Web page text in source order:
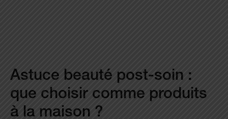
Astuce beauté post-soin :
que choisir comme produits
à la maison ?